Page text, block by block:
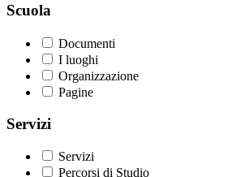
Scuola
Documenti
I luoghi
Organizzazione
Pagine
Servizi
Servizi
Percorsi di Studio